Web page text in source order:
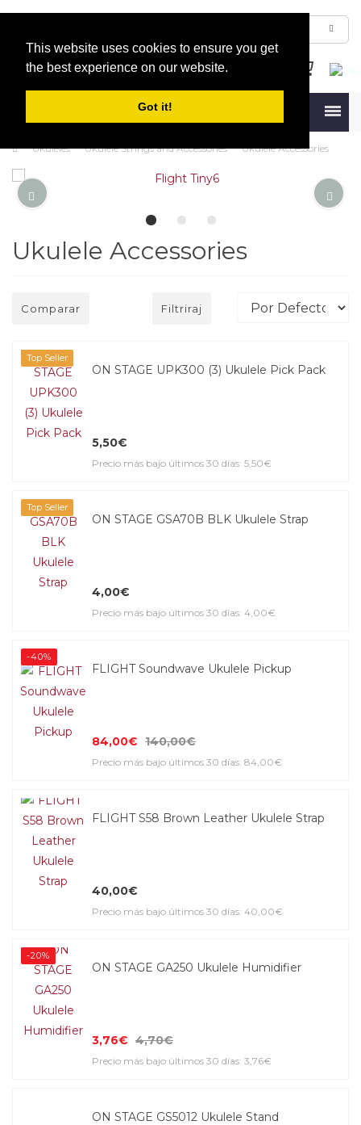
This website uses cookies to ensure you get
the best experience on our website.
Got it!
Ukuleles Ukulele Strings and Accessories Ukulele Accessories
Ukulele Accessories
Comparar Filtriraj
Top Seller
ON STAGE UPK300 (3) Ukulele Pick Pack
5,50€
Precio más bajo últimos 30 días: 5,50€
Top Seller
ON STAGE GSA70B BLK Ukulele Strap
4,00€
Precio más bajo últimos 30 días: 4,00€
-40%
FLIGHT Soundwave Ukulele Pickup
84,00€ 140,00€
Precio más bajo últimos 30 días: 84,00€
FLIGHT S58 Brown Leather Ukulele Strap
40,00€
Precio más bajo últimos 30 días: 40,00€
-20%
ON STAGE GA250 Ukulele Humidifier
3,76€ 4,70€
Precio más bajo últimos 30 días: 3,76€
ON STAGE GS5012 Ukulele Stand